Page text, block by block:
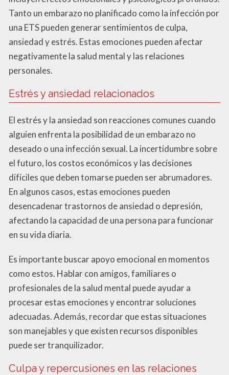
Tanto un embarazo no planificado como la infección por
una ETS pueden generar sentimientos de culpa,
ansiedad y estrés. Estas emociones pueden afectar
negativamente la salud mental y las relaciones
personales.
Estrés y ansiedad relacionados
El estrés y la ansiedad son reacciones comunes cuando
alguien enfrenta la posibilidad de un embarazo no
deseado o una infección sexual. La incertidumbre sobre
el futuro, los costos económicos y las decisiones
difíciles que deben tomarse pueden ser abrumadores.
En algunos casos, estas emociones pueden
desencadenar trastornos de ansiedad o depresión,
afectando la capacidad de una persona para funcionar
en su vida diaria.
Es importante buscar apoyo emocional en momentos
como estos. Hablar con amigos, familiares o
profesionales de la salud mental puede ayudar a
procesar estas emociones y encontrar soluciones
adecuadas. Además, recordar que estas situaciones
son manejables y que existen recursos disponibles
puede ser tranquilizador.
Culpa y repercusiones en las relaciones